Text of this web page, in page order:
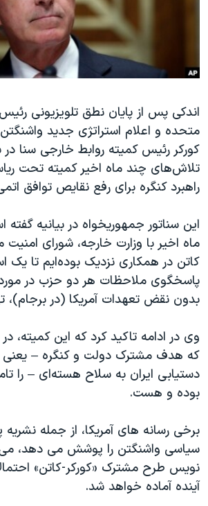
حقوق شهروندی
اقتصادی
اسرائیل در جنگ
گالری عکس
آرشیو پخش زنده
انتخابات ریاست جمهوری آمریکا ۲۰۲۴
حمله جمهوری اسلامی به اسرائیل
ورزش زنان در ایران
اعتراضات زن، زندگی، آزادی
مجموعه مستندهای دادخواهی
تریبونال مردمی آبان ۹۸
چهل سال گروگان‌گیری
قانون شفافیت دارائی کادر رهبری ایران
اعتراضات مردمی آبان ۹۸
نرگس محمدی برنده جایزه نوبل صلح
همایش محافظه‌کاران آمریکا «سی‌پک»
زبانهای مختلف
اندکی پس از پایان نطق تلویزیونی
متحده و اعلام استراتژی جدید واشنگتن
کورکر رئیس کمیته روابط خارجی سنا در
تلاش‌های چند ماه اخیر کمیته تحت
راهبرد کنگره برای رفع نقایص توافق
این سناتور جمهوریخواه در بیانیه
ماه اخیر با وزارت خارجه، شورای امنیت
کاتن در همکاری نزدیک بوده‌ایم تا یک
پاسخگوی ملاحظات هر دو حزب در مورد
بدون نقض تعهدات آمریکا (در برجام)،
وی در ادامه تاکید کرد که این کمیته،
که هدف مشترک دولت و کنگره – یعنی
دستیابی ایران به سلاح هسته‌ای – را
بوده و هست.
برخی رسانه های آمریکا، از جمله نشریه
سیاسی واشنگتن را پوشش می دهد،
نویس طرح مشترک «کورکر-کاتن»
آینده آماده خواهد شد.